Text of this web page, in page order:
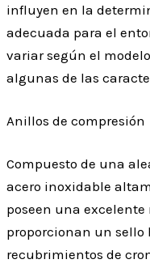
influyen en la
adecuada para el
variar según el
algunas de las
Anillos de compresión
Compuesto de una
acero inoxidable
poseen una
proporcionan un sello
recubrimientos de